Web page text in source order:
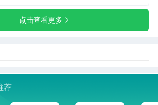
点击查看更多
荐